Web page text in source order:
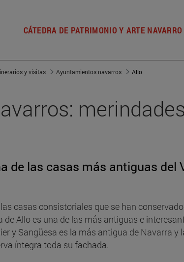
CÁTEDRA DE PATRIMONIO Y ARTE NAVARRO
y visitas Ayuntamientos navarros Allo
de las casas más antiguas del
casas consistoriales que se han
de Allo es una de las más antiguas e
y Sangüesa es la más antigua de Navarra y
íntegra toda su fachada.